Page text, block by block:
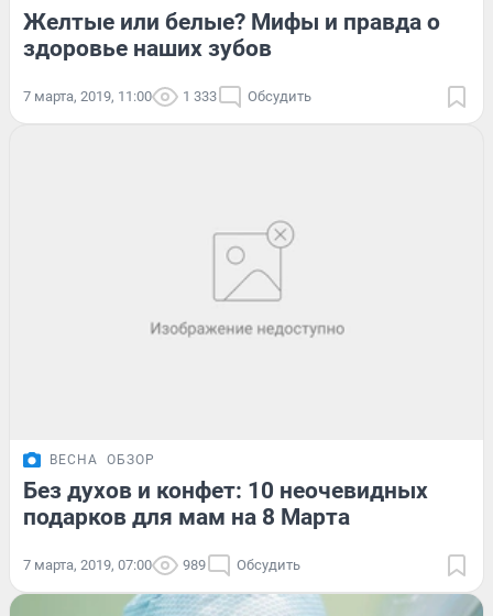
Желтые или белые? Мифы и правда о
здоровье наших зубов
7 марта, 2019, 11:00 1 333 Обсудить
ВЕСНА ОБЗОР
Без духов и конфет: 10 неочевидных
подарков для мам на 8 Марта
7 марта, 2019, 07:00 989 Обсудить